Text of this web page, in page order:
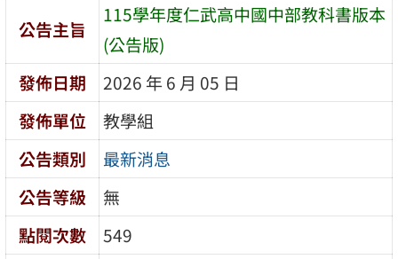
公告主旨
115學年度仁武高中國中部教科書版本
(公告版)
發佈日期
2026 年 6 月 05 日
發佈單位
教學組
公告類別
最新消息
公告等級
無
點閱次數
549